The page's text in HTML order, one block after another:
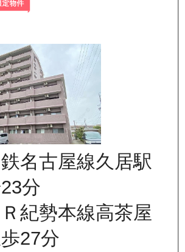
名古屋線久居駅
分
Ｒ紀勢本線高茶屋
27分